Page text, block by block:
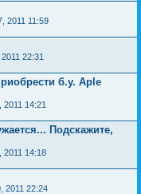
2011 11:59
22:31
б.у. Aple
2011 14:21
Подскажите,
2011 14:18
2011 22:24